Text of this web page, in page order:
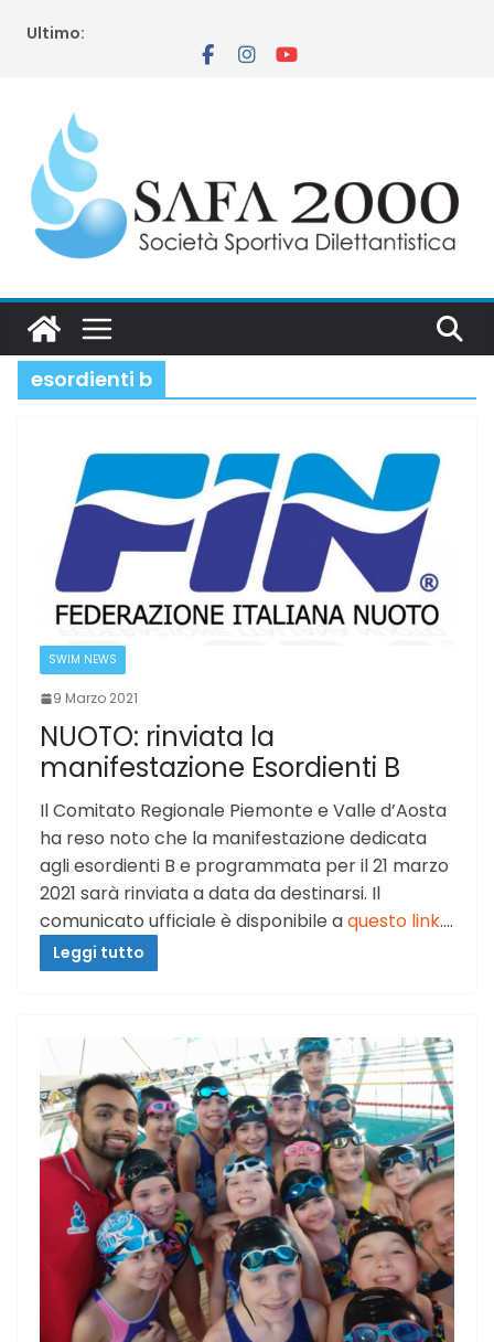
Ultimo:
esordienti b
SWIM NEWS
9 Marzo 2021
NUOTO: rinviata la
manifestazione Esordienti B
Il Comitato Regionale Piemonte e Valle d’Aosta
ha reso noto che la manifestazione dedicata
agli esordienti B e programmata per il 21 marzo
2021 sarà rinviata a data da destinarsi. Il
comunicato ufficiale è disponibile aquesto link.…
Leggi tutto